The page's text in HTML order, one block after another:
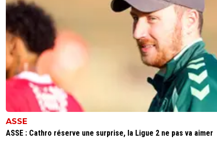
ASSE
ASSE : Cathro réserve une surprise, la Ligue 2 ne pas va aimer